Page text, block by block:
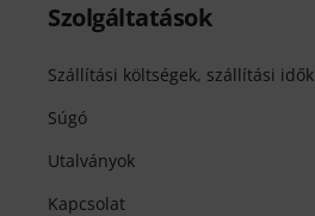
Szolgáltatások
Szállítási költségek, szállítási idők
Súgó
Utalványok
Kapcsolat